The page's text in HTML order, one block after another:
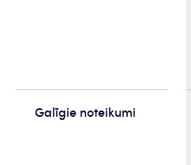
Galīgie noteikumi